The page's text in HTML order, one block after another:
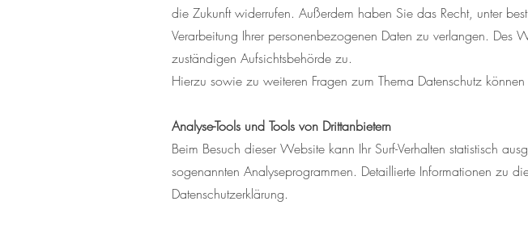
die Zukunft widerrufen. Außerdem haben Sie das Recht, unter
Verarbeitung Ihrer personenbezogenen Daten zu verlangen. Des
zuständigen Aufsichtsbehörde zu.
Hierzu sowie zu weiteren Fragen zum Thema Datenschutz
Analyse-Tools und Tools von Drittanbietern
Beim Besuch dieser Website kann Ihr Surf-Verhalten statistisch
sogenannten Analyseprogrammen. Detaillierte Informationen zu
Datenschutzerklärung.